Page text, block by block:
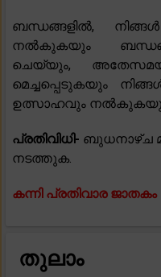
ബന്ധങ്ങളിൽ,
നൽകുകയും
ചെയ്യും,
മെച്ചപ്പെടുകയും
ഉത്സാഹവും
പ്രതിവിധി- ബുധനാഴ്ച
നടത്തുക.
കന്നി പ്രതിവാര ജാതകം
തുലാം